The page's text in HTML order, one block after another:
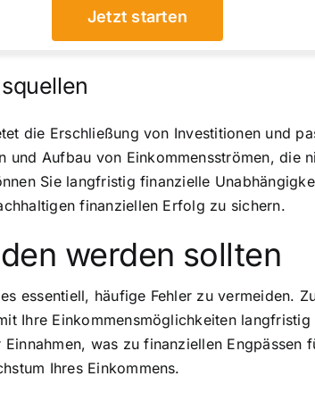
Jetzt starten
die Erschließung von Investitionen und
Aufbau von Einkommensströmen, die
Sie langfristig finanzielle
finanziellen Erfolg zu sichern.
werden sollten
essentiell, häufige Fehler zu vermeiden.
Ihre Einkommensmöglichkeiten
was zu finanziellen Engpässen
Ihres Einkommens.